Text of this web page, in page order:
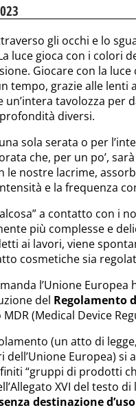
gli occhi e lo
luce gioca con i colori
Giocare con la
tempo, grazie alle lenti
un’intera tavolozza per
diversi.
sola serata o per
che, per un po’,
le nostre lacrime,
e la frequenza
a contatto con i
più complesse e
ai lavori, viene
cosmetiche sia
l’Unione
del Regolamento
(Medical Device
(un atto di
dell’Unione Europea)
“gruppi di prodotti
XVI del testo
destinazione